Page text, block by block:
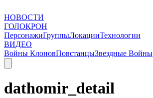
НОВОСТИ
ГОЛОКРОН
ПерсонажиГруппыЛокацииТехнологии
ВИДЕО
Войны КлоновПовстанцыЗвездные Войны
dathomir_detail